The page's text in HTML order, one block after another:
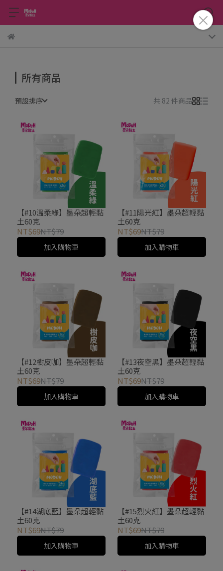
所有商品
預設排序 共 82 件商品
【#10溫柔綠】墨朵超輕黏
土60克
NT$69NT$79
加入購物車
【#11陽光紅】墨朵超輕黏
土60克
NT$69NT$79
加入購物車
【#12樹皮咖】墨朵超輕黏
土60克
NT$69NT$79
加入購物車
【#13夜空黑】墨朵超輕黏
土60克
NT$69NT$79
加入購物車
【#14湖底藍】墨朵超輕黏
土60克
NT$69NT$79
加入購物車
【#15烈火紅】墨朵超輕黏
土60克
NT$69NT$79
加入購物車